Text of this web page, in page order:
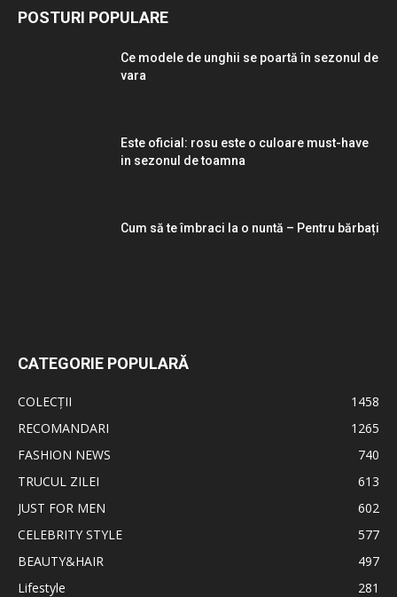
POSTURI POPULARE
Ce modele de unghii se poartă în sezonul de
vara
Este oficial: rosu este o culoare must-have
in sezonul de toamna
Cum să te îmbraci la o nuntă – Pentru bărbați
CATEGORIE POPULARĂ
COLECȚII
1458
RECOMANDARI
1265
FASHION NEWS
740
TRUCUL ZILEI
613
JUST FOR MEN
602
CELEBRITY STYLE
577
BEAUTY&HAIR
497
Lifestyle
281